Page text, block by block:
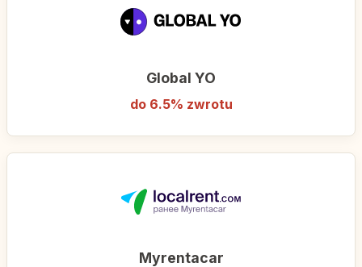
Global YO
do 6.5% zwrotu
Myrentacar